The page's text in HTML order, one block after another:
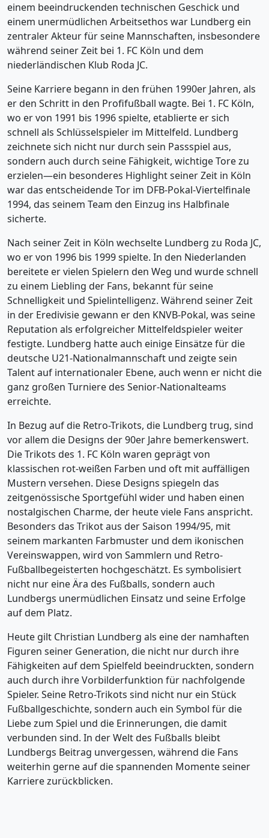
einem beeindruckenden technischen Geschick und
einem unermüdlichen Arbeitsethos war Lundberg ein
zentraler Akteur für seine Mannschaften, insbesondere
während seiner Zeit bei 1. FC Köln und dem
niederländischen Klub Roda JC.
Seine Karriere begann in den frühen 1990er Jahren, als
er den Schritt in den Profifußball wagte. Bei 1. FC Köln,
wo er von 1991 bis 1996 spielte, etablierte er sich
schnell als Schlüsselspieler im Mittelfeld. Lundberg
zeichnete sich nicht nur durch sein Passspiel aus,
sondern auch durch seine Fähigkeit, wichtige Tore zu
erzielen—ein besonderes Highlight seiner Zeit in Köln
war das entscheidende Tor im DFB-Pokal-Viertelfinale
1994, das seinem Team den Einzug ins Halbfinale
sicherte.
Nach seiner Zeit in Köln wechselte Lundberg zu Roda JC,
wo er von 1996 bis 1999 spielte. In den Niederlanden
bereitete er vielen Spielern den Weg und wurde schnell
zu einem Liebling der Fans, bekannt für seine
Schnelligkeit und Spielintelligenz. Während seiner Zeit
in der Eredivisie gewann er den KNVB-Pokal, was seine
Reputation als erfolgreicher Mittelfeldspieler weiter
festigte. Lundberg hatte auch einige Einsätze für die
deutsche U21-Nationalmannschaft und zeigte sein
Talent auf internationaler Ebene, auch wenn er nicht die
ganz großen Turniere des Senior-Nationalteams
erreichte.
In Bezug auf die Retro-Trikots, die Lundberg trug, sind
vor allem die Designs der 90er Jahre bemerkenswert.
Die Trikots des 1. FC Köln waren geprägt von
klassischen rot-weißen Farben und oft mit auffälligen
Mustern versehen. Diese Designs spiegeln das
zeitgenössische Sportgefühl wider und haben einen
nostalgischen Charme, der heute viele Fans anspricht.
Besonders das Trikot aus der Saison 1994/95, mit
seinem markanten Farbmuster und dem ikonischen
Vereinswappen, wird von Sammlern und Retro-
Fußballbegeisterten hochgeschätzt. Es symbolisiert
nicht nur eine Ära des Fußballs, sondern auch
Lundbergs unermüdlichen Einsatz und seine Erfolge
auf dem Platz.
Heute gilt Christian Lundberg als eine der namhaften
Figuren seiner Generation, die nicht nur durch ihre
Fähigkeiten auf dem Spielfeld beeindruckten, sondern
auch durch ihre Vorbilderfunktion für nachfolgende
Spieler. Seine Retro-Trikots sind nicht nur ein Stück
Fußballgeschichte, sondern auch ein Symbol für die
Liebe zum Spiel und die Erinnerungen, die damit
verbunden sind. In der Welt des Fußballs bleibt
Lundbergs Beitrag unvergessen, während die Fans
weiterhin gerne auf die spannenden Momente seiner
Karriere zurückblicken.